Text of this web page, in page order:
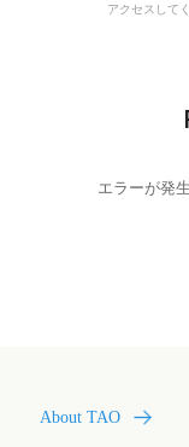
アクセスして
エラーが発
About TAO